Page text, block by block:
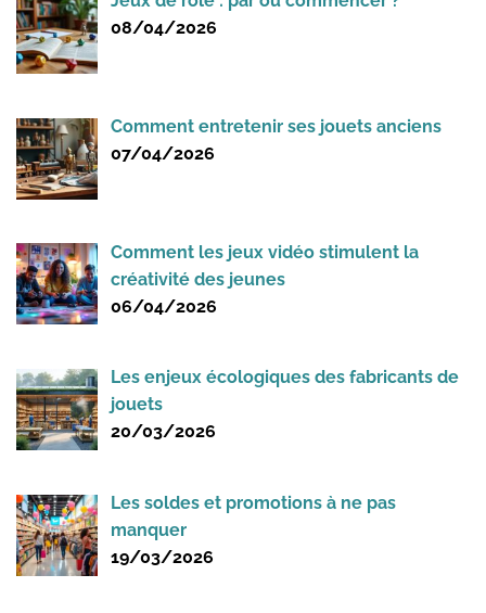
08/04/2026
Comment entretenir ses jouets anciens
07/04/2026
Comment les jeux vidéo stimulent la
créativité des jeunes
06/04/2026
Les enjeux écologiques des fabricants de
jouets
20/03/2026
Les soldes et promotions à ne pas
manquer
19/03/2026